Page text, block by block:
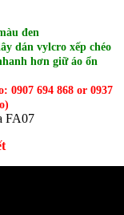
đen
dán vylcro xếp chéo
hơn giữ áo ổn
0907 694 868 or 0937